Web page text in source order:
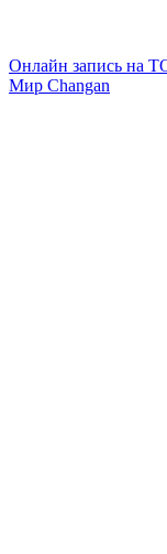
Онлайн запись на
Мир Changan